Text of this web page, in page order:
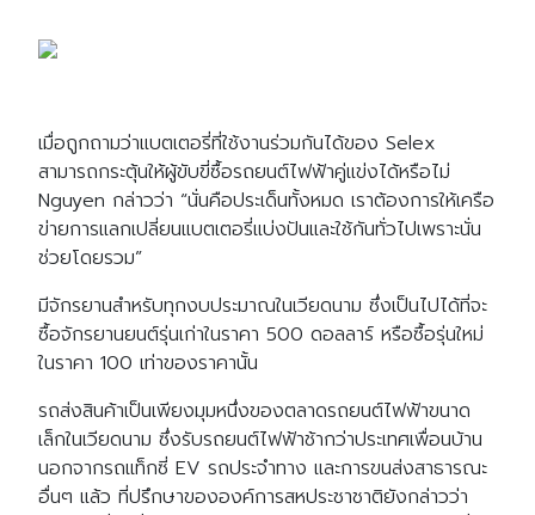
เมื่อถูกถามว่าแบตเตอรี่ที่ใช้งานร่วมกันได้ของ Selex
สามารถกระตุ้นให้ผู้ขับขี่ซื้อรถยนต์ไฟฟ้าคู่แข่งได้หรือไม่
Nguyen กล่าวว่า “นั่นคือประเด็นทั้งหมด เราต้องการให้เครือ
ข่ายการแลกเปลี่ยนแบตเตอรี่แบ่งปันและใช้กันทั่วไปเพราะนั่น
ช่วยโดยรวม”
มีจักรยานสำหรับทุกงบประมาณในเวียดนาม ซึ่งเป็นไปได้ที่จะ
ซื้อจักรยานยนต์รุ่นเก่าในราคา 500 ดอลลาร์ หรือซื้อรุ่นใหม่
ในราคา 100 เท่าของราคานั้น
รถส่งสินค้าเป็นเพียงมุมหนึ่งของตลาดรถยนต์ไฟฟ้าขนาด
เล็กในเวียดนาม ซึ่งรับรถยนต์ไฟฟ้าช้ากว่าประเทศเพื่อนบ้าน
นอกจากรถแท็กซี่ EV รถประจำทาง และการขนส่งสาธารณะ
อื่นๆ แล้ว ที่ปรึกษาขององค์การสหประชาชาติยังกล่าวว่า